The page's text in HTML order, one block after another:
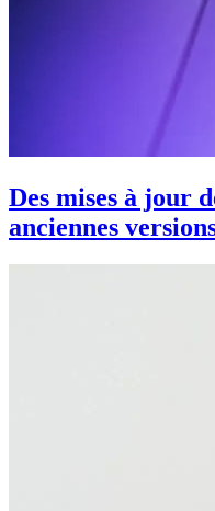
Des mises à jour
anciennes